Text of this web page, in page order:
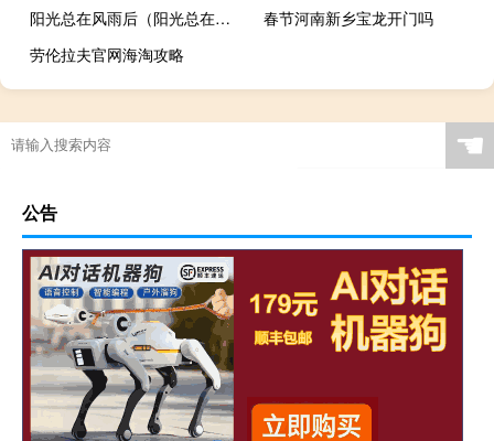
阳光总在风雨后（阳光总在风雨后原唱歌词）
春节河南新乡宝龙开门吗
劳伦拉夫官网海淘攻略
☚
公告